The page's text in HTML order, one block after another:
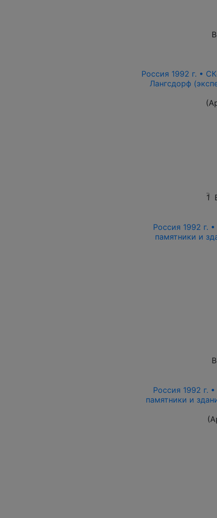
Россия 1992 г. •
Лангсдорф
1
Россия 1992 г.
памятники и
Россия 1992 г.
памятники и